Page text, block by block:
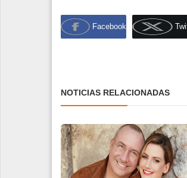
Facebook
NOTICIAS RELACIONADAS